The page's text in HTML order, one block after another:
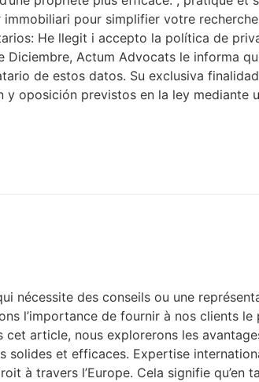
pour simplifier votre
He llegit i accepto la política de
Actum Advocats le informa
de estos datos. Su exclusiva
oposición previstos en la ley
nécessite des conseils ou une
l’importance de fournir à nos clients
cet article, nous explorerons les
et efficaces. Expertise
à travers l’Europe. Cela signifie